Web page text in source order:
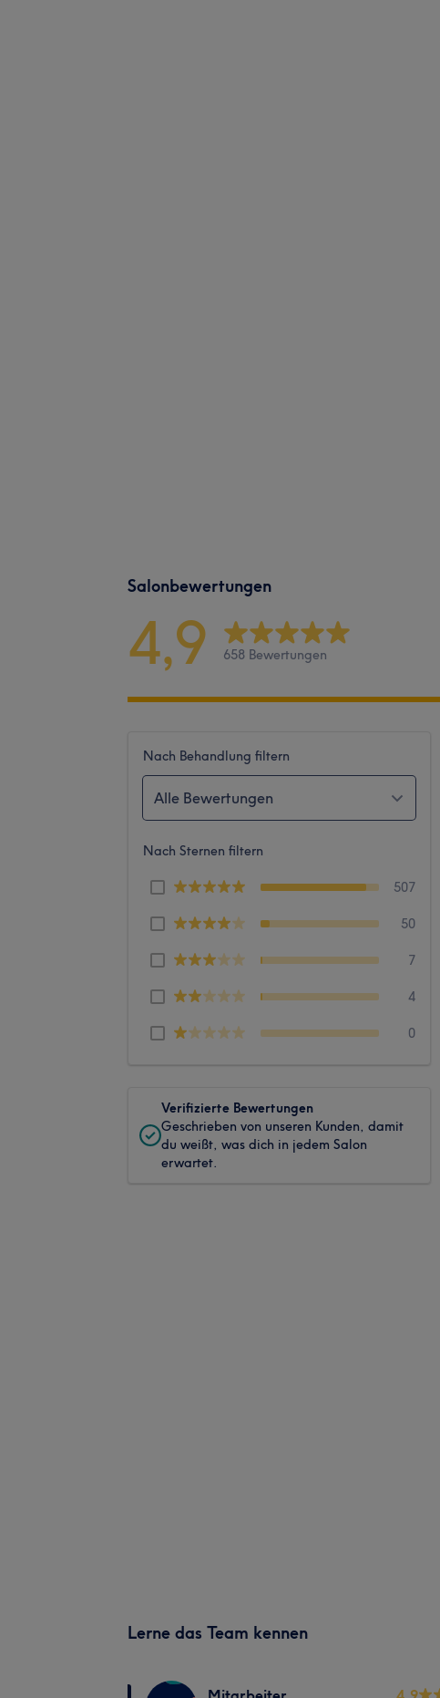
Salonbewertungen
4,9 658 Bewertungen
Nach Behandlung filtern
Alle Bewertungen
Nach Sternen filtern
507
50
7
4
0
Verifizierte Bewertungen
Geschrieben von unseren Kunden, damit
du weißt, was dich in jedem Salon
erwartet.
Lerne das Team kennen